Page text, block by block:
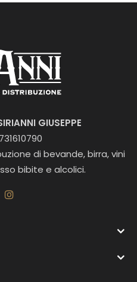
GIUSEPPE
di bevande, birra, vini
bibite e alcolici.